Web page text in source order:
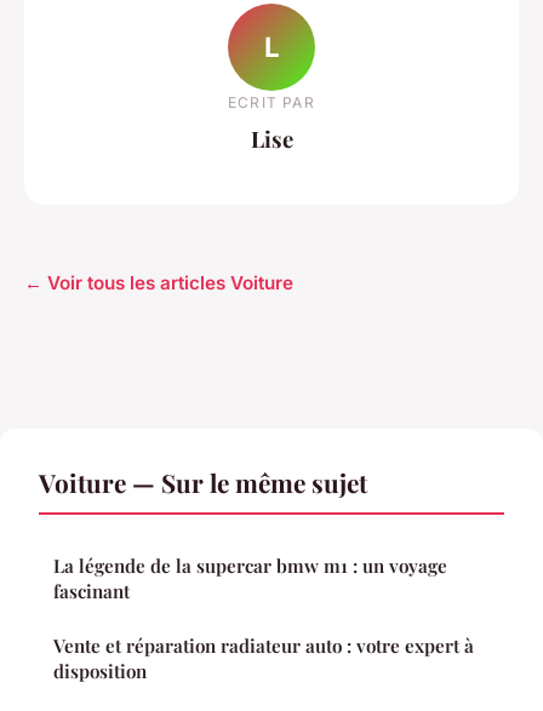
L
ECRIT PAR
Lise
← Voir tous les articles Voiture
Voiture — Sur le même sujet
La légende de la supercar bmw m1 : un voyage
fascinant
Vente et réparation radiateur auto : votre expert à
disposition